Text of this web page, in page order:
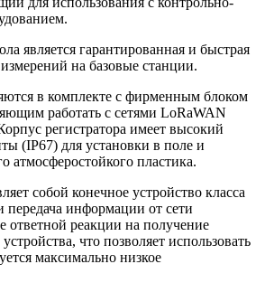
является гарантированная и быстрая
измерений на базовые станции.
в комплекте с фирменным блоком
работать с сетями LoRaWAN
регистратора имеет высокий
(IP67) для установки в поле и
атмосферостойкого пластика.
собой конечное устройство класса
информации от сети
ответной реакции на получение
что позволяет использовать
максимально низкое